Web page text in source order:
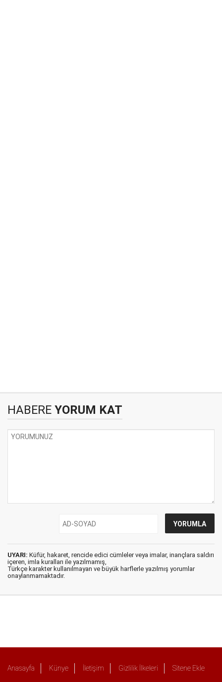
HABERE YORUM KAT
UYARI: Küfür, hakaret, rencide edici cümleler veya imalar, inançlara saldırı
içeren, imla kuralları ile yazılmamış,
Türkçe karakter kullanılmayan ve büyük harflerle yazılmış yorumlar
onaylanmamaktadır.
Anasayfa Künye İletişim Gizlilik İlkeleri Sitene Ekle